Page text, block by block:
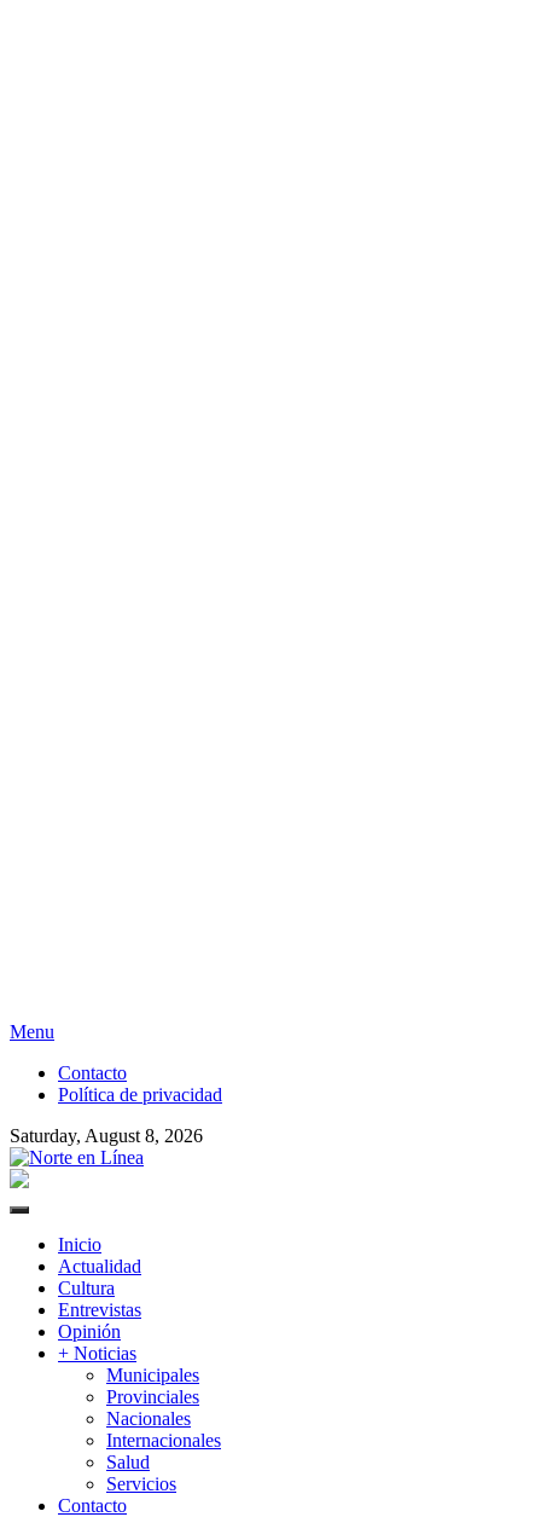
Skip
content
Menu
Contacto
Política de privacidad
Saturday, August 8, 2026
Primary
Inicio
Actualidad
Cultura
Entrevistas
Opinión
+ Noticias
Municipales
Provinciales
Nacionales
Internacionales
Salud
Servicios
Contacto